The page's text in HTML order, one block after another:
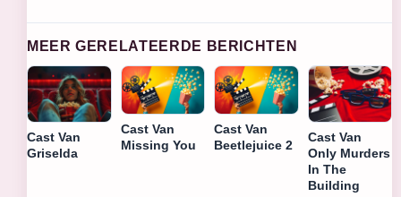
MEER GERELATEERDE BERICHTEN
Cast Van
Griselda
Cast Van
Missing You
Cast Van
Beetlejuice 2
Cast Van
Only Murders
In The
Building